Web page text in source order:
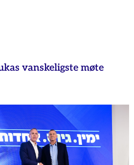
vanskeligste møte